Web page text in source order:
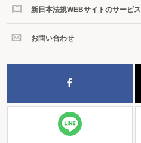
新日本法規WEBサイトのサービス
お問い合わせ